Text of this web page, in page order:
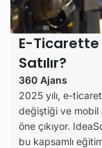
E-Ticarette
Satılır?
360 Ajans
2025 yılı, e-
değiştiği ve mobil
öne çıkıyor.
bu kapsamlı